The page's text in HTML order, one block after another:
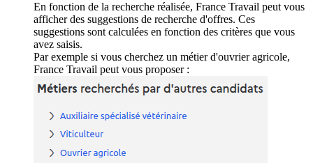
En fonction de la recherche réalisée, France Travail peut vous
afficher des suggestions de recherche d'offres. Ces
suggestions sont calculées en fonction des critères que vous
avez saisis.
Par exemple si vous cherchez un métier d'ouvrier agricole,
France Travail peut vous proposer :